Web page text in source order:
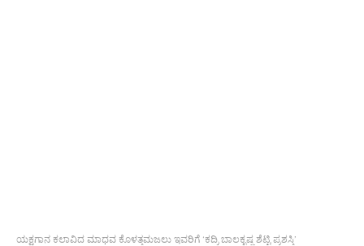
ಯಕ್ಷಗಾನ ಕಲಾವಿದ ಮಾಧವ ಕೊಳತ್ತಮಜಲು ಇವರಿಗೆ ‘ಕದ್ರಿ ಬಾಲಕೃಷ್ಣ ಶೆಟ್ಟಿ ಪ್ರಶಸ್ತಿ’